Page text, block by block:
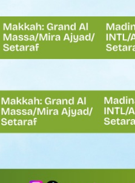
SALAREH AIA TIMUR,
Hal Ini
di Kabupaten
Publik Tetap Terjaga